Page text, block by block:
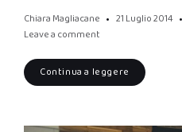
Chiara Magliacane 21 Luglio 2014
Leave a comment
Continua a leggere